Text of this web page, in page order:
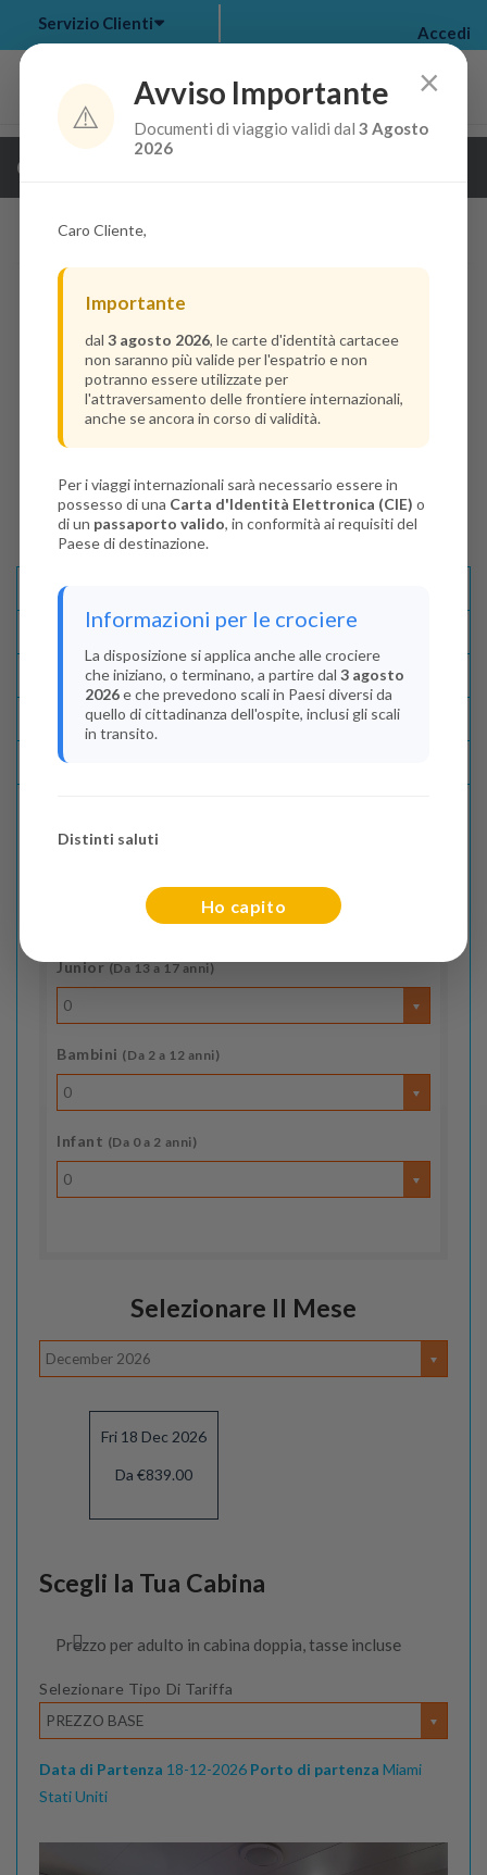
my bookings >
Servizio Clienti Accedi
Guarda i dettagli della crociera
Disponibilità
Condizioni
Recensioni
Indica il numero dei passeggeri
Junior(Da 13 a 17 anni)
0
Bambini (Da 2 a 12 anni)
0
Infant (Da 0 a 2 anni)
0
Selezionare Il Mese
December 2026
Fri 18 Dec 2026
Da €839.00
Scegli la Tua Cabina
Prezzo per adulto in cabina doppia, tasse incluse
Selezionare Tipo Di Tariffa
PREZZO BASE
Data di Partenza 18-12-2026 Porto di partenza Miami
Stati Uniti
×
⚠️
Avviso Importante
Documenti di viaggio validi dal3 Agosto
2026
Caro Cliente,
Importante
dal 3 agosto 2026, le carte d'identità cartacee
non saranno più valide per l'espatrio e non
potranno essere utilizzate per
l'attraversamento delle frontiere internazionali,
anche se ancora in corso di validità.
Per i viaggi internazionali sarà necessario essere in
possesso di una Carta d'Identità Elettronica (CIE) o
di un passaporto valido, in conformità ai requisiti del
Paese di destinazione.
Informazioni per le crociere
La disposizione si applica anche alle crociere
che iniziano, o terminano, a partire dal 3 agosto
2026e che prevedono scali in Paesi diversi da
quello di cittadinanza dell'ospite, inclusi gli scali
in transito.
Distinti saluti
Ho capito